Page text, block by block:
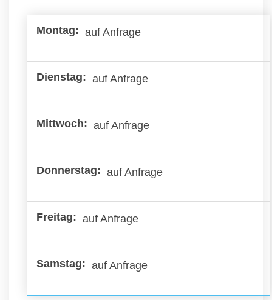
auf Anfrage
auf Anfrage
auf Anfrage
auf Anfrage
auf Anfrage
auf Anfrage